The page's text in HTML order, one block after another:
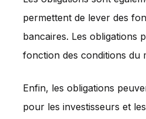
permettent de lever des
bancaires. Les obligations
fonction des conditions du
Enfin, les obligations
pour les investisseurs et